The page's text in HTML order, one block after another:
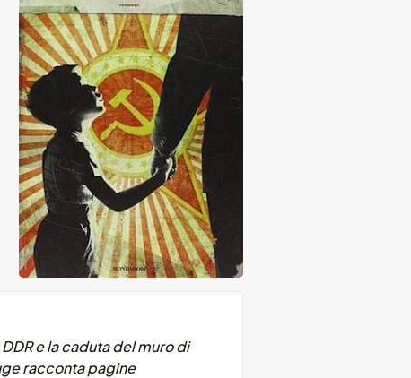
e la caduta del muro di
racconta pagine